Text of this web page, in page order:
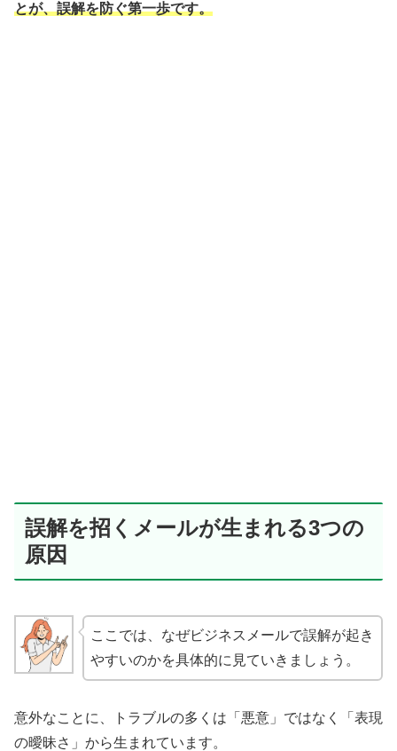
とが、誤解を防ぐ第一歩です。
誤解を招くメールが生まれる3つの
原因
ここでは、なぜビジネスメールで誤解が起き
やすいのかを具体的に見ていきましょう。
意外なことに、トラブルの多くは「悪意」ではなく「表現
の曖昧さ」から生まれています。